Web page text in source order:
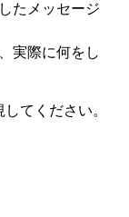
たメッセージ
実際に何をし
てください。